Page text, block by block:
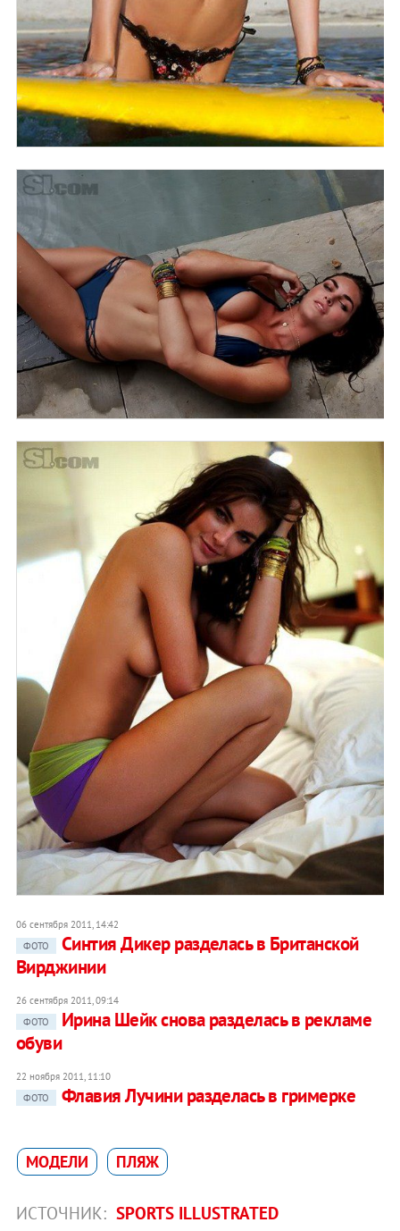
06 сентября 2011, 14:42
ФОТО
Синтия Дикер разделась в Британской
Вирджинии
26 сентября 2011, 09:14
ФОТО
Ирина Шейк снова разделась в рекламе
обуви
22 ноября 2011, 11:10
ФОТО
Флавия Лучини разделась в гримерке
МОДЕЛИ ПЛЯЖ
ИСТОЧНИК: SPORTS ILLUSTRATED